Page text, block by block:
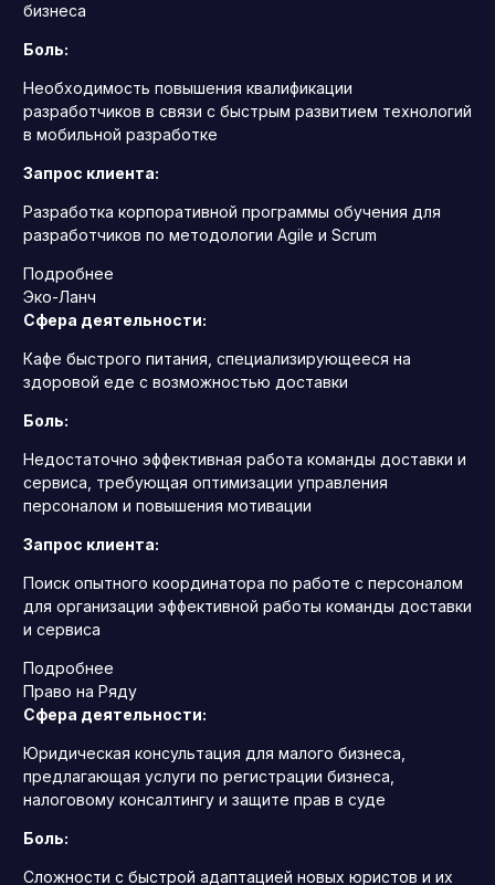
бизнеса
Боль:
Необходимость повышения квалификации
разработчиков в связи с быстрым развитием технологий
в мобильной разработке
Запрос клиента:
Разработка корпоративной программы обучения для
разработчиков по методологии Agile и Scrum
Подробнее
Эко-Ланч
Сфера деятельности:
Кафе быстрого питания, специализирующееся на
здоровой еде с возможностью доставки
Боль:
Недостаточно эффективная работа команды доставки и
сервиса, требующая оптимизации управления
персоналом и повышения мотивации
Запрос клиента:
Поиск опытного координатора по работе с персоналом
для организации эффективной работы команды доставки
и сервиса
Подробнее
Право на Ряду
Сфера деятельности:
Юридическая консультация для малого бизнеса,
предлагающая услуги по регистрации бизнеса,
налоговому консалтингу и защите прав в суде
Боль:
Сложности с быстрой адаптацией новых юристов и их